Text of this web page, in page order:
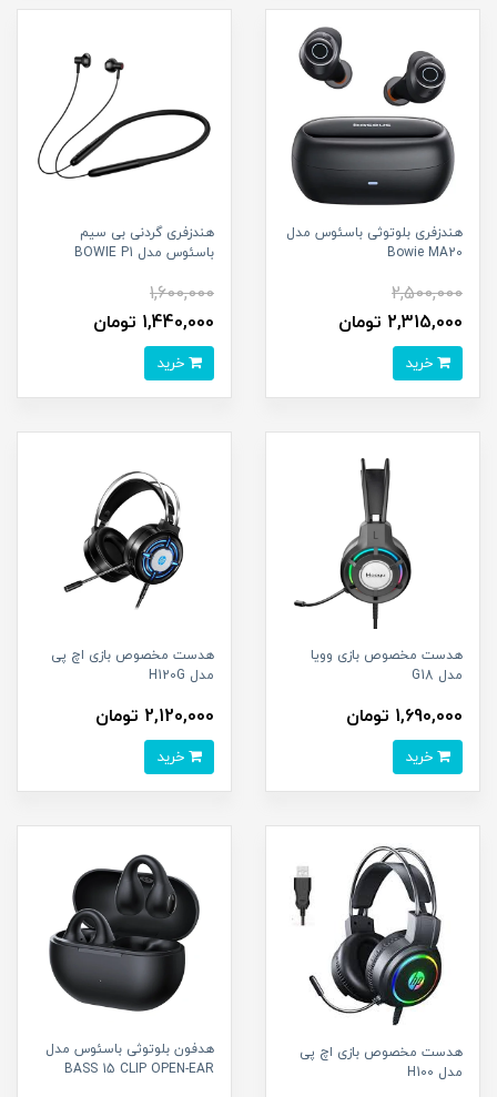
هندزفری بلوتوثی باسئوس مدل
Bowie MA20
2,500,000
2,315,000 تومان
هندزفری گردنی بی سیم
باسئوس مدل BOWIE P1
1,600,000
1,440,000 تومان
هدست مخصوص بازی وویا
مدل G18
1,690,000 تومان
هدست مخصوص بازی اچ پی
مدل H120G
2,120,000 تومان
هدست مخصوص بازی اچ پی
مدل H100
هدفون بلوتوثی باسئوس مدل
BASS 15 CLIP OPEN-EAR